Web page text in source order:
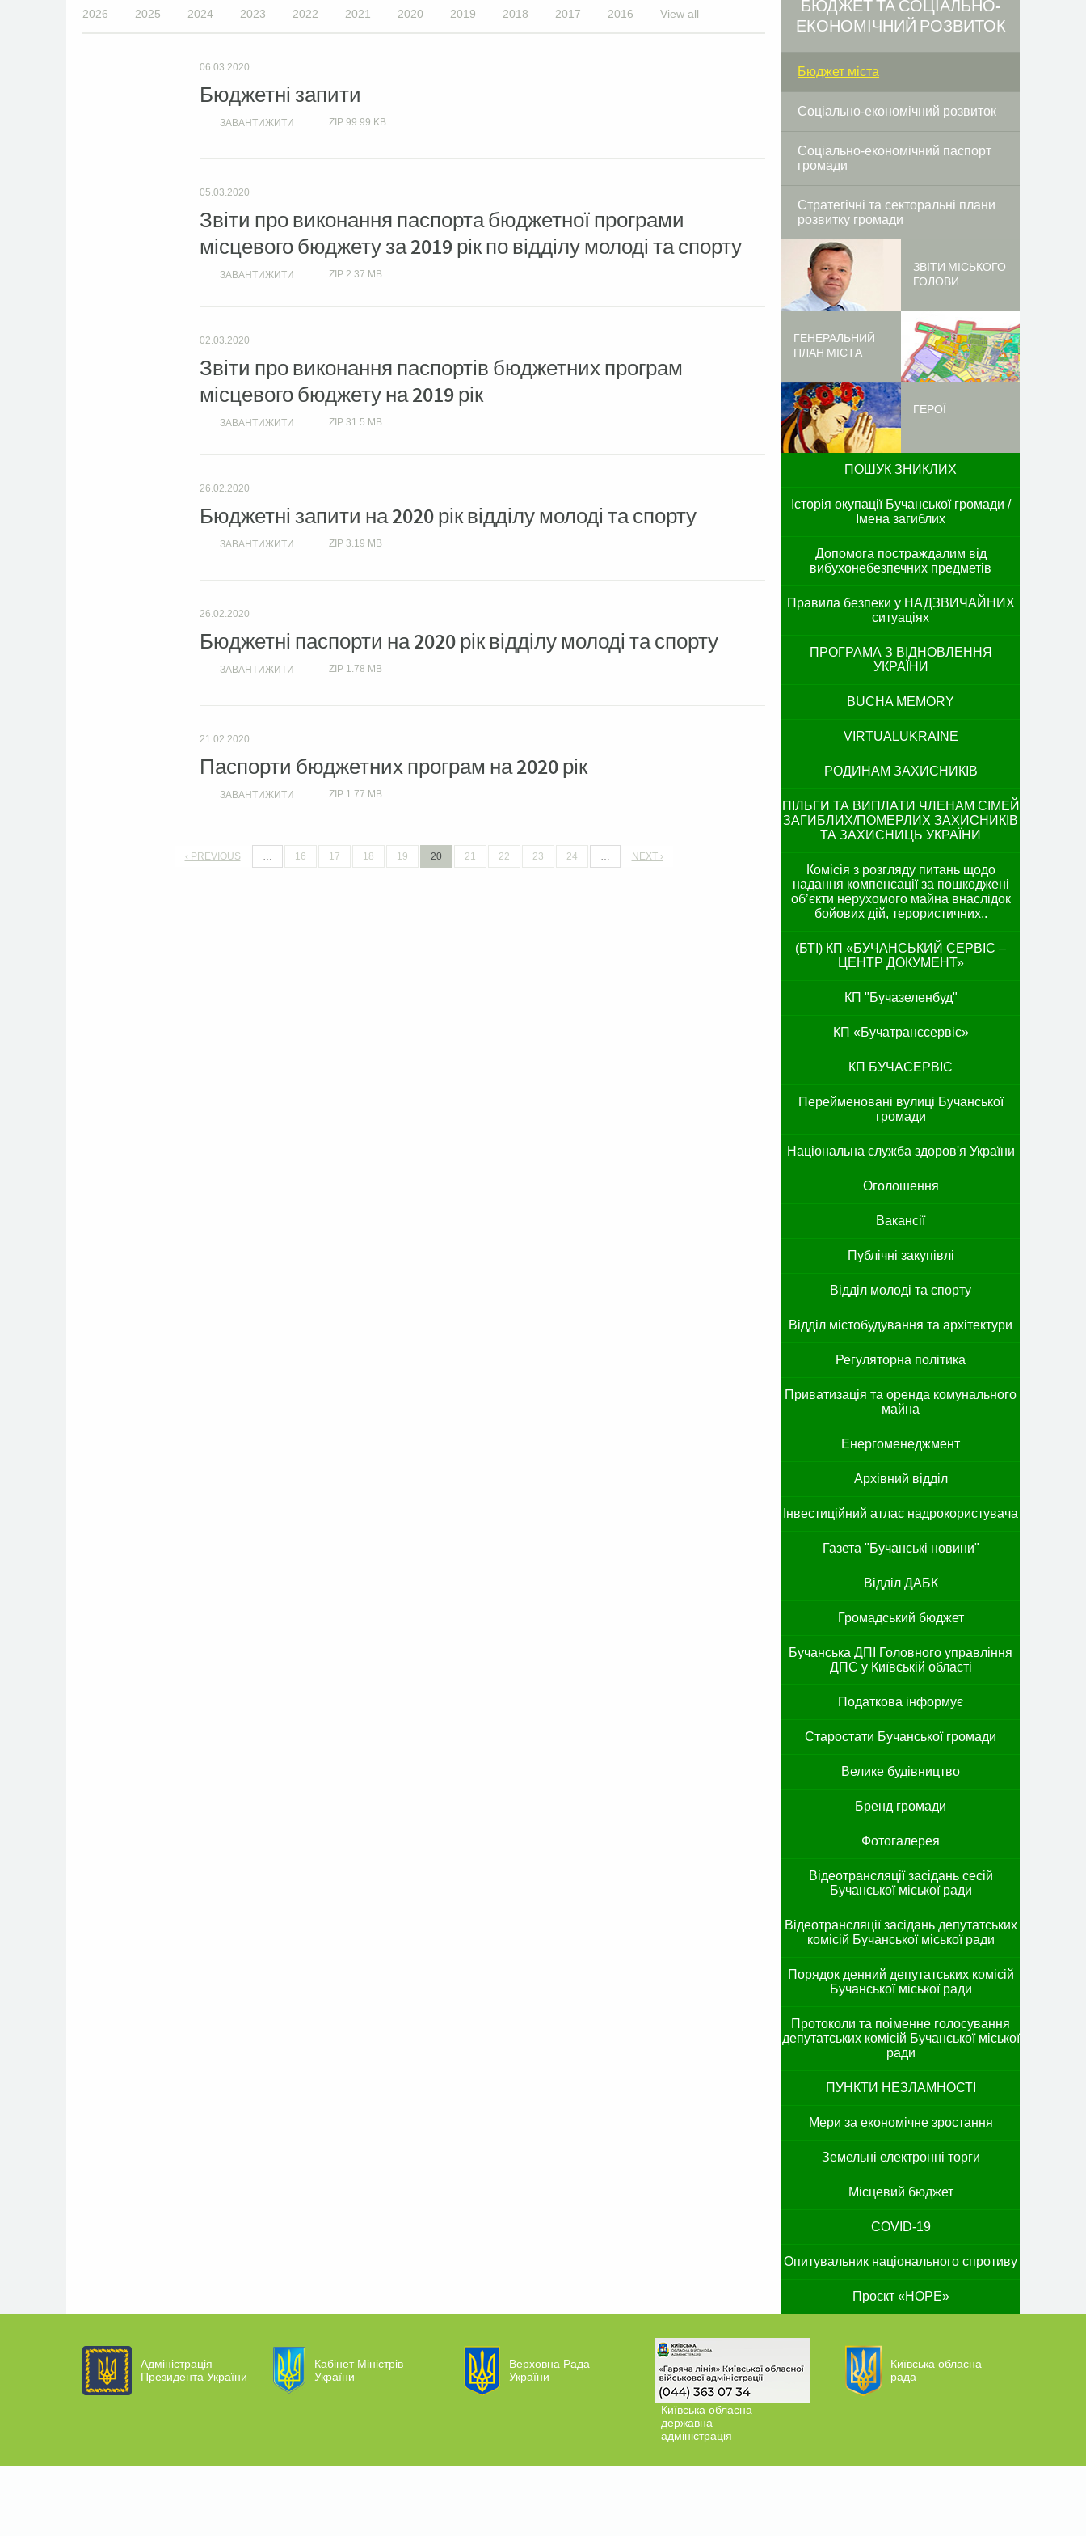
2026 2025 2024 2023 2022 2021 2020 2019 2018 2017 2016 View all
06.03.2020
Бюджетні запити
ЗАВАНТИЖИТИ ZIP 99.99 KB
05.03.2020
Звіти про виконання паспорта бюджетної програми
місцевого бюджету за 2019 рік по відділу молоді та спорту
ЗАВАНТИЖИТИ ZIP 2.37 MB
02.03.2020
Звіти про виконання паспортів бюджетних програм
місцевого бюджету на 2019 рік
ЗАВАНТИЖИТИ ZIP 31.5 MB
26.02.2020
Бюджетні запити на 2020 рік відділу молоді та спорту
ЗАВАНТИЖИТИ ZIP 3.19 MB
26.02.2020
Бюджетні паспорти на 2020 рік відділу молоді та спорту
ЗАВАНТИЖИТИ ZIP 1.78 MB
21.02.2020
Паспорти бюджетних програм на 2020 рік
ЗАВАНТИЖИТИ ZIP 1.77 MB
‹ PREVIOUS … 16 17 18 19 20 21 22 23 24 … NEXT ›
БЮДЖЕТ ТА СОЦІАЛЬНО-
ЕКОНОМІЧНИЙ РОЗВИТОК
Бюджет міста
Соціально-економічний розвиток
Соціально-економічний паспорт
громади
Стратегічні та секторальні плани
розвитку громади
ЗВІТИ МІСЬКОГО
ГОЛОВИ
ГЕНЕРАЛЬНИЙ
ПЛАН МІСТА
ГЕРОЇ
ПОШУК ЗНИКЛИХ
Історія окупації Бучанської громади /
Імена загиблих
Допомога постраждалим від
вибухонебезпечних предметів
Правила безпеки у НАДЗВИЧАЙНИХ
ситуаціях
ПРОГРАМА З ВІДНОВЛЕННЯ
УКРАЇНИ
BUCHA MEMORY
VIRTUALUKRAINE
РОДИНАМ ЗАХИСНИКІВ
ПІЛЬГИ ТА ВИПЛАТИ ЧЛЕНАМ СІМЕЙ
ЗАГИБЛИХ/ПОМЕРЛИХ ЗАХИСНИКІВ
ТА ЗАХИСНИЦЬ УКРАЇНИ
Комісія з розгляду питань щодо
надання компенсації за пошкоджені
об’єкти нерухомого майна внаслідок
бойових дій, терористичних..
(БТІ) КП «БУЧАНСЬКИЙ СЕРВІС –
ЦЕНТР ДОКУМЕНТ»
КП "Бучазеленбуд"
КП «Бучатранссервіс»
КП БУЧАСЕРВІС
Перейменовані вулиці Бучанської
громади
Національна служба здоров'я України
Оголошення
Вакансії
Публічні закупівлі
Відділ молоді та спорту
Відділ містобудування та архітектури
Регуляторна політика
Приватизація та оренда комунального
майна
Енергоменеджмент
Архівний відділ
Інвестиційний атлас надрокористувача
Газета "Бучанські новини"
Відділ ДАБК
Громадський бюджет
Бучанська ДПІ Головного управління
ДПС у Київській області
Податкова інформує
Старостати Бучанської громади
Велике будівництво
Бренд громади
Фотогалерея
Відеотрансляції засідань сесій
Бучанської міської ради
Відеотрансляції засідань депутатських
комісій Бучанської міської ради
Порядок денний депутатських комісій
Бучанської міської ради
Протоколи та поіменне голосування
депутатських комісій Бучанської міської
ради
ПУНКТИ НЕЗЛАМНОСТІ
Мери за економічне зростання
Земельні електронні торги
Місцевий бюджет
COVID-19
Опитувальник національного спротиву
Проєкт «HOPE»
Адміністрація
Президента України
Кабінет Міністрів
України
Верховна Рада
України
Київська обласна
державна
адміністрація
Київська обласна
рада